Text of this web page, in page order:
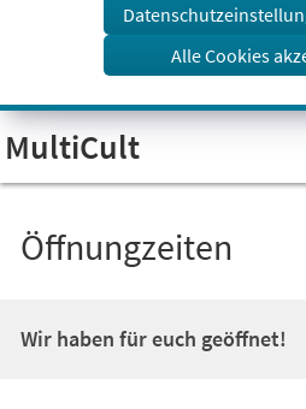
Visuelle
Assistenzsoftware
öffnen.
Tab)
Alle Cookies
MultiCult
Öffnungzeiten
Wir haben für euch geöffnet!